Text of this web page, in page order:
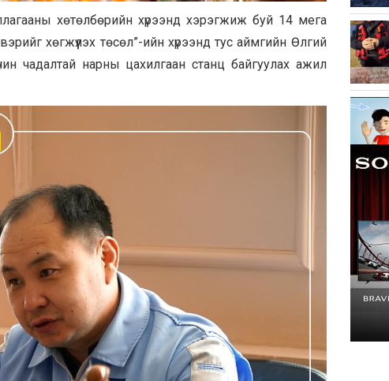
хөтөлбөрийн хүрээнд хэрэгжиж буй 14 мега
хөгжүүлэх төсөл”-ийн хүрээнд тус аймгийн Өлгий
чадалтай нарны цахилгаан станц байгуулах ажил